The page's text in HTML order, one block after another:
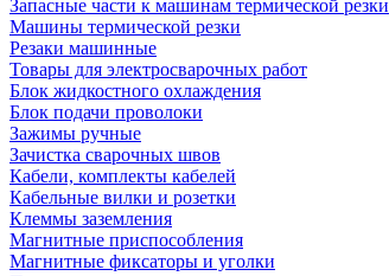
Запасные части к машинам термической резки
Машины термической резки
Резаки машинные
Товары для электросварочных работ
Блок жидкостного охлаждения
Блок подачи проволоки
Зажимы ручные
Зачистка сварочных швов
Кабели, комплекты кабелей
Кабельные вилки и розетки
Клеммы заземления
Магнитные приспособления
Магнитные фиксаторы и уголки